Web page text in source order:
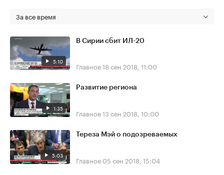
За все время
5:10
В Сирии сбит ИЛ-20
Главное18 сен 2018, 11:00
1:35
Развитие региона
Главное13 сен 2018, 10:00
5:03
Тереза Мэй о подозреваемых
Главное 05 сен 2018, 15:04